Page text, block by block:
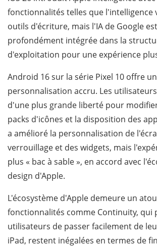
fonctionnalités telles que l'intelligence
outils d'écriture, mais l'IA de Google
profondément intégrée dans la
d'exploitation pour une expérience
Android 16 sur la série Pixel 10 offre
personnalisation accru. Les
d'une plus grande liberté pour
packs d'icônes et la disposition des
a amélioré la personnalisation de
verrouillage et des widgets, mais
plus « bac à sable », en accord avec
design d'Apple.
L'écosystème d'Apple demeure un
fonctionnalités comme Continuity, qui
utilisateurs de passer facilement de
iPad, restent inégalées en termes de